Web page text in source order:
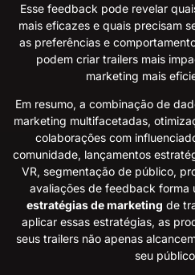
Esse feedback pode revelar
mais eficazes e quais precisam
as preferências e
podem criar trailers mais
marketing mais
Em resumo, a combinação de
marketing multifacetadas,
colaborações com
comunidade, lançamentos
VR, segmentação de público,
avaliações de feedback forma
estratégias de marketing de
aplicar essas estratégias, as
seus trailers não apenas
seu